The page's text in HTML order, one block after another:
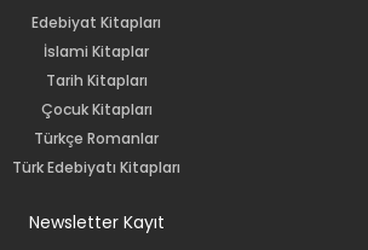
Edebiyat Kitapları
İslami Kitaplar
Tarih Kitapları
Çocuk Kitapları
Türkçe Romanlar
Türk Edebiyatı Kitapları
Newsletter Kayıt